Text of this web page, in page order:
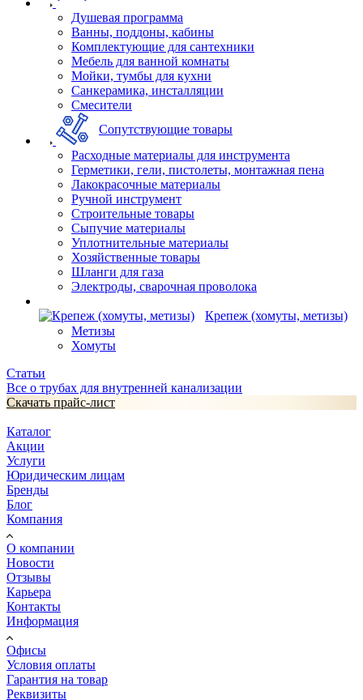
Душевая программа
Ванны, поддоны, кабины
Комплектующие для сантехники
Мебель для ванной комнаты
Мойки, тумбы для кухни
Санкерамика, инсталляции
Смесители
Сопутствующие товары
Расходные материалы для инструмента
Герметики, гели, пистолеты, монтажная пена
Лакокрасочные материалы
Ручной инструмент
Строительные товары
Сыпучие материалы
Уплотнительные материалы
Хозяйственные товары
Шланги для газа
Электроды, сварочная проволока
Крепеж (хомуты, метизы)
Метизы
Хомуты
Статьи
Все о трубах для внутренней канализации
Скачать прайс-лист
Каталог
Акции
Услуги
Юридическим лицам
Бренды
Блог
Компания
О компании
Новости
Отзывы
Карьера
Контакты
Информация
Офисы
Условия оплаты
Гарантия на товар
Реквизиты